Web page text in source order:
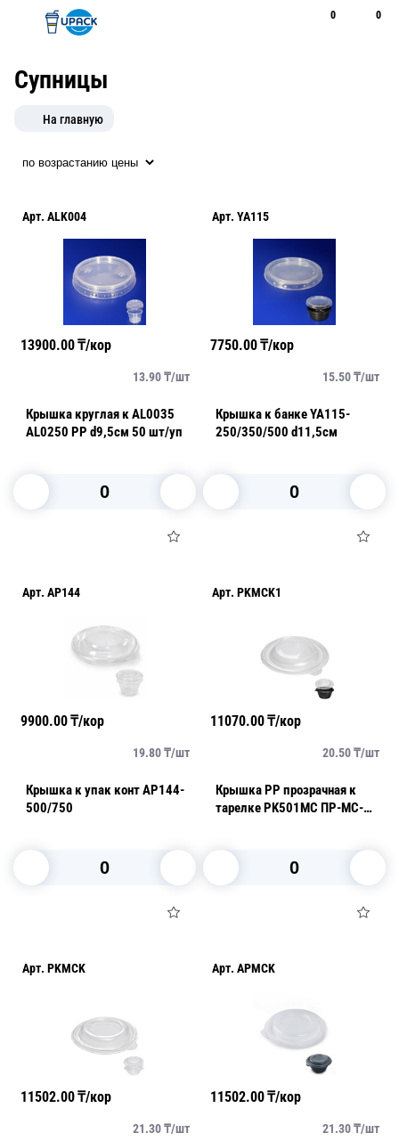
0 0
Супницы
На главную
Арт. ALK004
13900.00₸/кор
13.90₸/шт
Крышка круглая к AL0035
AL0250 PP d9,5см 50 шт/уп
Арт. YA115
7750.00₸/кор
15.50₸/шт
Крышка к банке YA115-
250/350/500 d11,5см
Арт. AP144
9900.00₸/кор
19.80₸/шт
Крышка к упак конт AP144-
500/750
Арт. PKMCK1
11070.00₸/кор
20.50₸/шт
Крышка PP прозрачная к
тарелке PK501MC ПР-МС-
Арт. PKMCK
11502.00₸/кор
21.30₸/шт
Арт. APMCK
11502.00₸/кор
21.30₸/шт